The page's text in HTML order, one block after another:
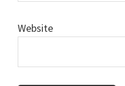
Website